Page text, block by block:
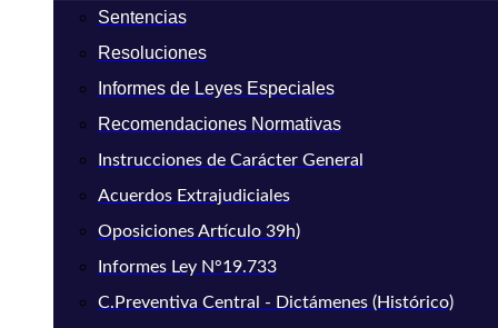
Sentencias
Resoluciones
Informes de Leyes Especiales
Recomendaciones Normativas
Instrucciones de Carácter General
Acuerdos Extrajudiciales
Oposiciones Artículo 39h)
Informes Ley N°19.733
C.Preventiva Central - Dictámenes (Histórico)